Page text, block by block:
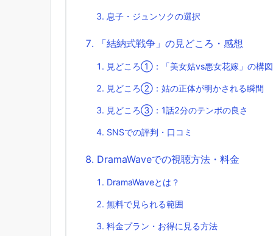
息子・ジュンソクの選択
「結納式戦争」の見どころ・感想
見どころ①：「美女姑vs悪女花嫁」の構
見どころ②：姑の正体が明かされる瞬間
見どころ③：1話2分のテンポの良さ
SNSでの評判・口コミ
DramaWaveでの視聴方法・料金
DramaWaveとは？
無料で見られる範囲
料金プラン・お得に見る方法